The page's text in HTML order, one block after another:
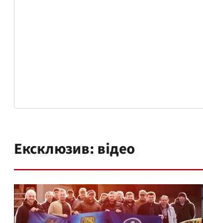
Ексклюзив: відео